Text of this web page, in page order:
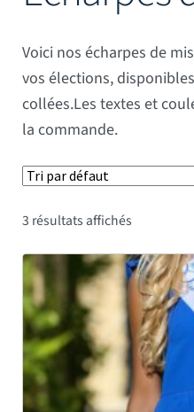
Voici nos écharpes de
vos élections,
collées.Les textes et
la commande.
3 résultats affichés